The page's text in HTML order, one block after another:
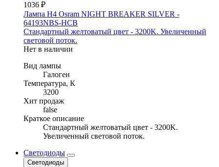
1036 ₽
Лампа H4 Osram NIGHT BREAKER SILVER -
64193NBS-HCB
Стандартный желтоватый цвет - 3200K. Увеличенный
световой поток.
Нет в наличии
Вид лампы
Галоген
Температура, К
3200
Хит продаж
false
Краткое описание
Стандартный желтоватый цвет - 3200K.
Увеличенный световой поток.
Светодиоды
Светодиоды